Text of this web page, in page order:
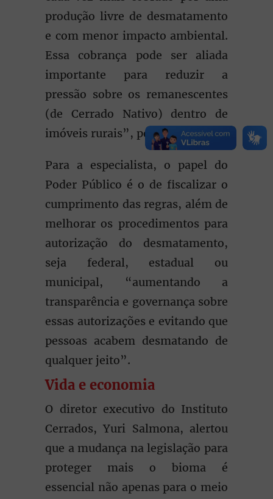
produção livre de desmatamento
e com menor impacto ambiental.
Essa cobrança pode ser aliada
importante para reduzir a
pressão sobre os remanescentes
(de Cerrado Nativo) dentro de
imóveis rurais”, ponderou.
Para a especialista, o papel do
Poder Público é o de fiscalizar o
cumprimento das regras, além de
melhorar os procedimentos para
autorização do desmatamento,
seja federal, estadual ou
municipal, “aumentando a
transparência e governança sobre
essas autorizações e evitando que
pessoas acabem desmatando de
qualquer jeito”.
Vida e economia
O diretor executivo do Instituto
Cerrados, Yuri Salmona, alertou
que a mudança na legislação para
proteger mais o bioma é
essencial não apenas para o meio